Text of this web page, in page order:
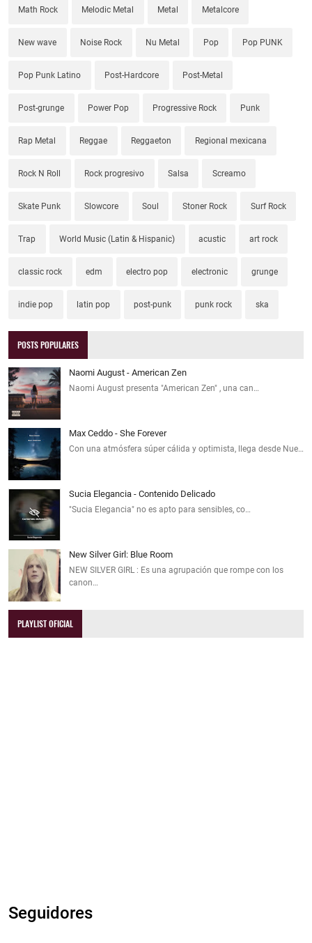
Math Rock Melodic Metal Metal Metalcore
New wave Noise Rock Nu Metal Pop Pop PUNK
Pop Punk Latino Post-Hardcore Post-Metal
Post-grunge Power Pop Progressive Rock Punk
Rap Metal Reggae Reggaeton Regional mexicana
Rock N Roll Rock progresivo Salsa Screamo
Skate Punk Slowcore Soul Stoner Rock Surf Rock
Trap World Music (Latin & Hispanic) acustic art rock
classic rock edm electro pop electronic grunge
indie pop latin pop post-punk punk rock ska
POSTS POPULARES
Naomi August - American Zen
Naomi August presenta "American Zen" , una can…
Max Ceddo - She Forever
Con una atmósfera súper cálida y optimista, llega desde Nue…
Sucia Elegancia - Contenido Delicado
"Sucia Elegancia" no es apto para sensibles, co…
New Silver Girl: Blue Room
NEW SILVER GIRL : Es una agrupación que rompe con los
canon…
PLAYLIST OFICIAL
Seguidores